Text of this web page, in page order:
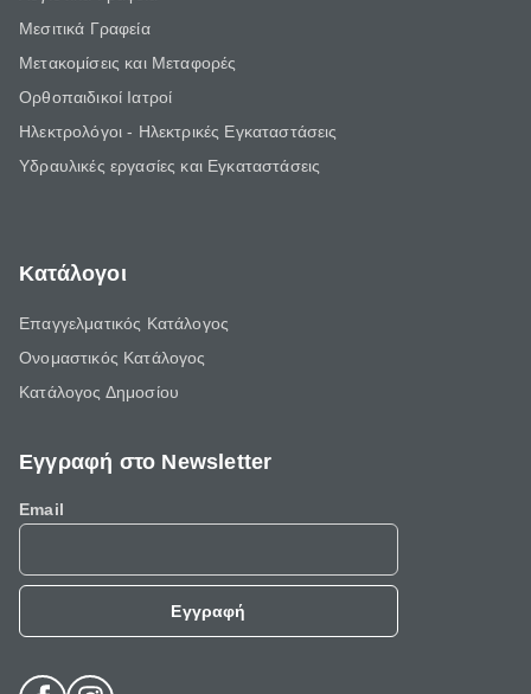
Μεσιτικά Γραφεία
Μετακομίσεις και Μεταφορές
Ορθοπαιδικοί Ιατροί
Ηλεκτρολόγοι - Ηλεκτρικές Εγκαταστάσεις
Υδραυλικές εργασίες και Εγκαταστάσεις
Κατάλογοι
Επαγγελματικός Κατάλογος
Ονομαστικός Κατάλογος
Κατάλογος Δημοσίου
Εγγραφή στο Newsletter
Email
Εγγραφή